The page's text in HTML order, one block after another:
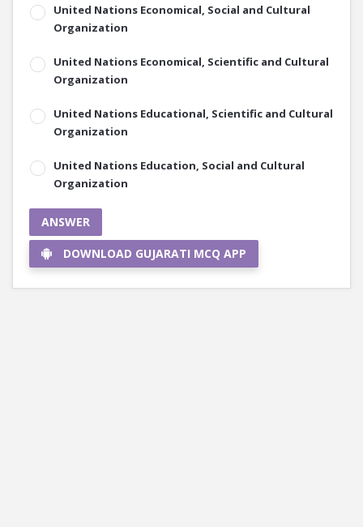
United Nations Economical, Social and Cultural
Organization
United Nations Economical, Scientific and Cultural
Organization
United Nations Educational, Scientific and Cultural
Organization
United Nations Education, Social and Cultural
Organization
ANSWER
DOWNLOAD GUJARATI MCQ APP